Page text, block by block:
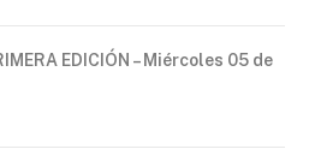
EDICIÓN – Miércoles 05 de